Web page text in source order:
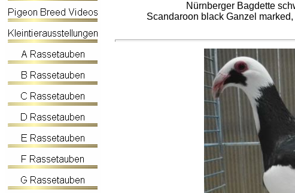
Nürnberger Bagdette
Scandaroon black Ganzel